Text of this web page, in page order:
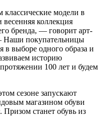
модели в
коллекция
бренда, — говорит арт-
Наши покупательницы
в выборе одного образа и
историю
100 лет и будем
сезоне запускают
магазином обуви
. Призом станет обувь из